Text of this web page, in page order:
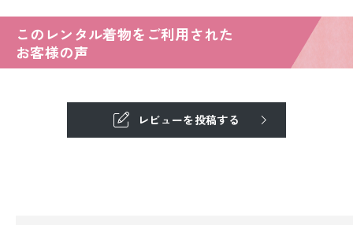
このレンタル着物をご利用された
お客様の声
レビューを投稿する